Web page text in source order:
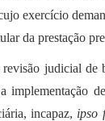
exercício
da prestação
judicial de
implementação
incapaz, ipso